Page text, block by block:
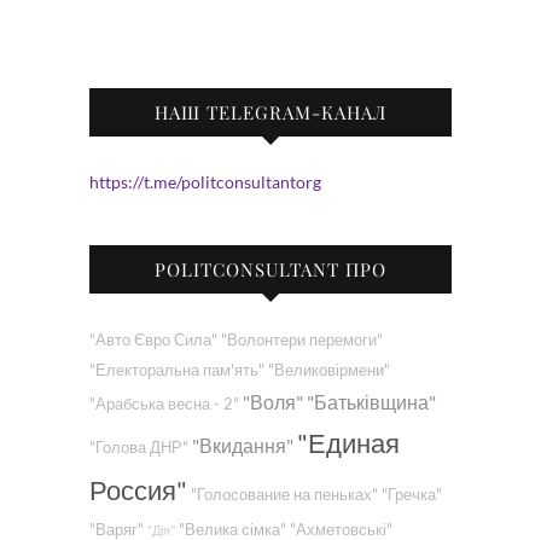
НАШ TELEGRAM-КАНАЛ
https://t.me/politconsultantorg
POLITCONSULTANT ПРО
"Авто Євро Сила" "Волонтери перемоги"
"Електоральна пам'ять" "Великовірмени"
"Арабська весна - 2" "Воля" "Батьківщина"
"Голова ДНР" "Вкидання" "Единая
Россия" "Голосование на пеньках" "Гречка"
"Варяг" "Дія" "Велика сімка" "Ахметовські"